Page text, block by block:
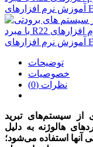
توضیحات
خصوصیات
نظرات (0)
سیستم‌های تبرید
هالوژنه به دلیل
آنها استفاده می‌شود؛